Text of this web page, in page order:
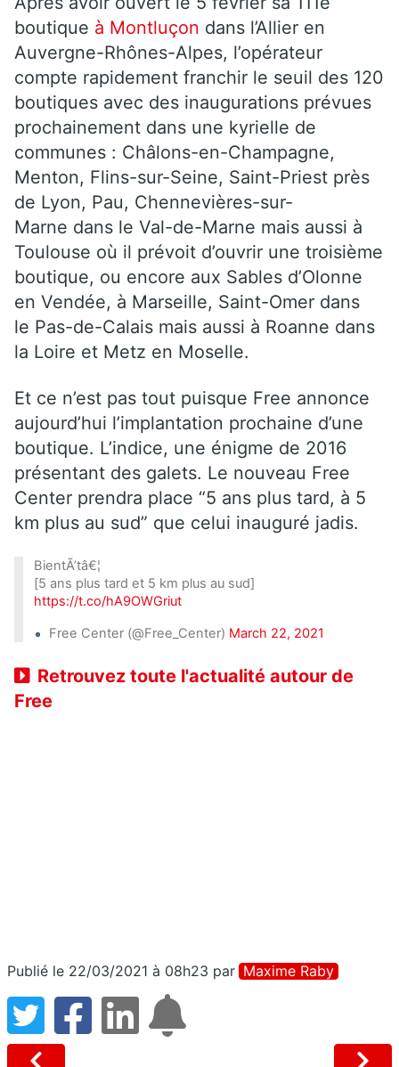
boutique à Montluçon dans l’Allier en
Auvergne-Rhônes-Alpes, l’opérateur
compte rapidement franchir le seuil des 120
boutiques avec des inaugurations prévues
prochainement dans une kyrielle de
communes : Châlons-en-Champagne,
Menton, Flins-sur-Seine, Saint-Priest près
de Lyon, Pau, Chennevières-sur-
Marne dans le Val-de-Marne mais aussi à
Toulouse où il prévoit d’ouvrir une troisième
boutique, ou encore aux Sables d’Olonne
en Vendée, à Marseille, Saint-Omer dans
le Pas-de-Calais mais aussi à Roanne dans
la Loire et Metz en Moselle.
Et ce n’est pas tout puisque Free annonce
aujourd’hui l’implantation prochaine d’une
boutique. L’indice, une énigme de 2016
présentant des galets. Le nouveau Free
Center prendra place “5 ans plus tard, à 5
km plus au sud” que celui inauguré jadis.
BientÃ’tâ€¦
[5 ans plus tard et 5 km plus au sud]
https://t.co/hA9OWGriut
Free Center (@Free_Center) March 22, 2021
Retrouvez toute l'actualité autour de
Free
Publié le 22/03/2021 à 08h23 par Maxime Raby